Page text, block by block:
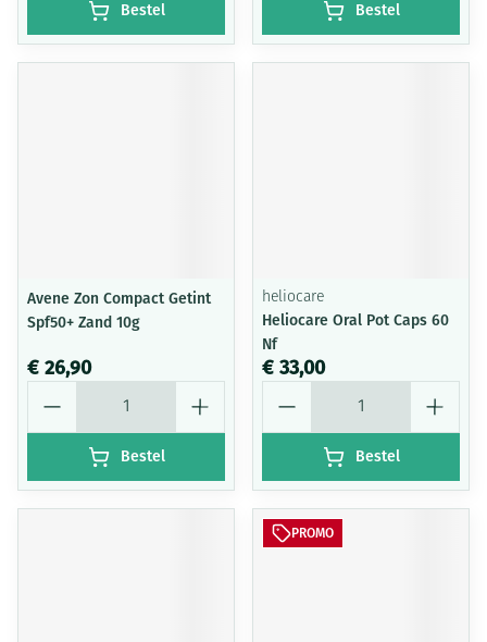
Bestel Bestel
Avene Zon Compact Getint
Spf50+ Zand 10g
€ 26,90
Bestel
heliocare
Heliocare Oral Pot Caps 60
Nf
€ 33,00
Bestel
PROMO